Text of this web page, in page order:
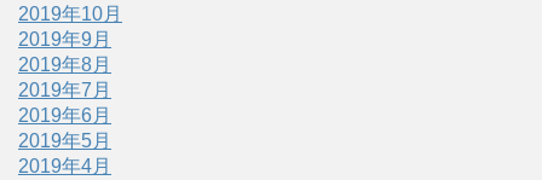
2019年10月
2019年9月
2019年8月
2019年7月
2019年6月
2019年5月
2019年4月